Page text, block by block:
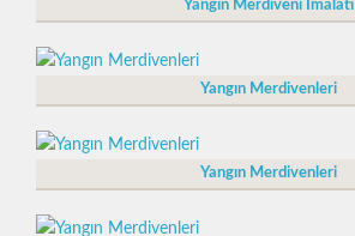
Yangın Merdiveni İmalatı
Yangın Merdivenleri
Yangın Merdivenleri